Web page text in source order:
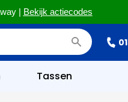
| Bekijk actiecodes
Tassen